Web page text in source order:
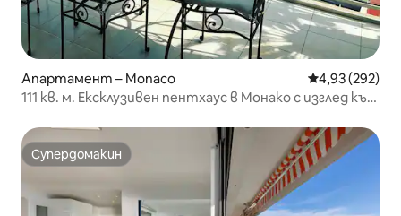
Апартамент – Monaco Средна
4,93 (292)
111 кв. м. Ексклузивен пентхаус в Монако с изглед към
Супердомакин
Супердомакин